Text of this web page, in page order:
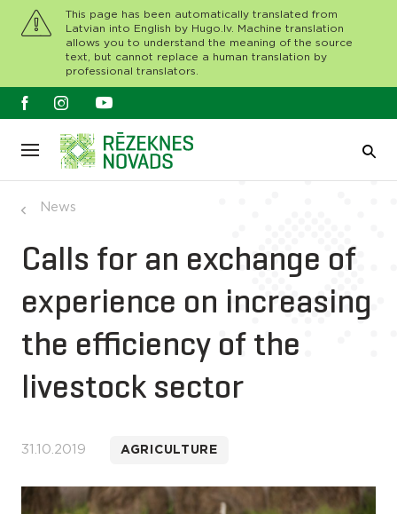
This page has been automatically translated from
Latvian into English by Hugo.lv. Machine translation
allows you to understand the meaning of the source
text, but cannot replace a human translation by
professional translators.
News
Calls for an exchange of
experience on increasing
the efficiency of the
livestock sector
31.10.2019 AGRICULTURE